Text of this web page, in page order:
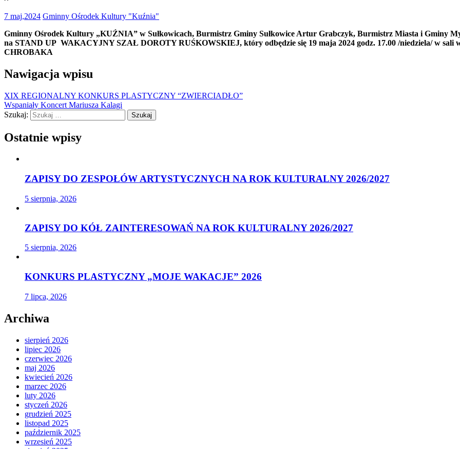
7 maj,2024 Gminny Ośrodek Kultury "Kuźnia"
Gminny Ośrodek Kultury „KUŹNIA” w Sułkowicach, Burmistrz Gminy Sułkowice Artur Grabczyk, Burmistrz Miasta i Gminy
na STAND UP WAKACYJNY SZAŁ DOROTY RUŚKOWSKIEJ, który odbędzie się 19 maja 2024 godz. 17.00 /niedziela/ w
CHROBAKA
Nawigacja wpisu
XIX REGIONALNY KONKURS PLASTYCZNY “ZWIERCIADŁO”
Wspaniały Koncert Mariusza Kalagi
Szukaj:
Ostatnie wpisy
ZAPISY DO ZESPOŁÓW ARTYSTYCZNYCH NA ROK KULTURALNY 2026/2027
5 sierpnia, 2026
ZAPISY DO KÓŁ ZAINTERESOWAŃ NA ROK KULTURALNY 2026/2027
5 sierpnia, 2026
KONKURS PLASTYCZNY „MOJE WAKACJE” 2026
7 lipca, 2026
Archiwa
sierpień 2026
lipiec 2026
czerwiec 2026
maj 2026
kwiecień 2026
marzec 2026
luty 2026
styczeń 2026
grudzień 2025
listopad 2025
październik 2025
wrzesień 2025